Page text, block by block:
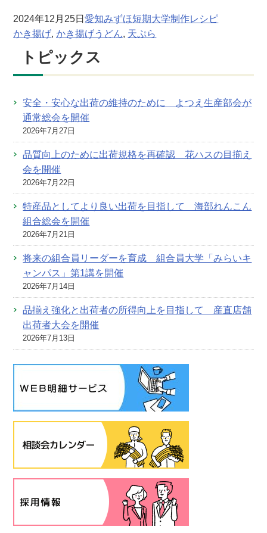
2024年12月25日愛知みずほ短期大学制作レシピ
かき揚げ, かき揚げうどん, 天ぷら
トピックス
安全・安心な出荷の維持のために よつえ生産部会が
通常総会を開催
2026年7月27日
品質向上のために出荷規格を再確認 花ハスの目揃え
会を開催
2026年7月22日
特産品としてより良い出荷を目指して 海部れんこん
組合総会を開催
2026年7月21日
将来の組合員リーダーを育成 組合員大学「みらいキ
ャンパス」第1講を開催
2026年7月14日
品揃え強化と出荷者の所得向上を目指して 産直店舗
出荷者大会を開催
2026年7月13日